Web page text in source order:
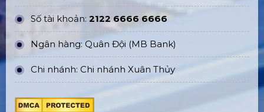
Số tài khoản: 2122 6666 6666
Ngân hàng: Quân Đội (MB Bank)
Chi nhánh: Chi nhánh Xuân Thủy